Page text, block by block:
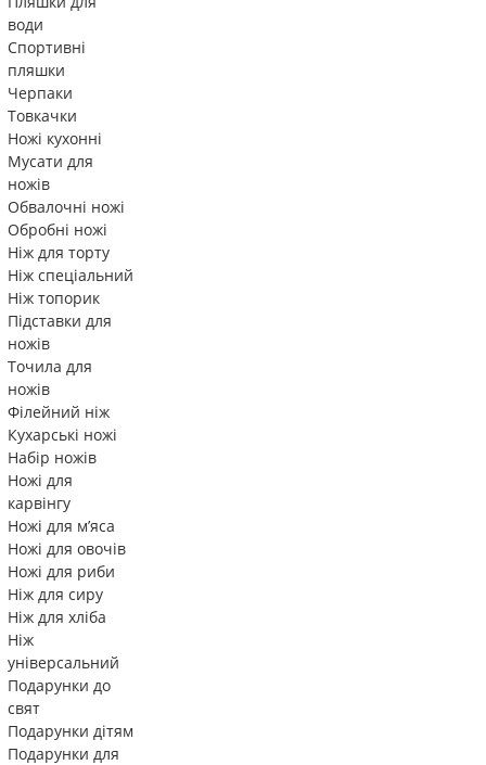
води
Спортивні
пляшки
Черпаки
Товкачки
Ножі кухонні
Мусати для
ножів
Обвалочні ножі
Обробні ножі
Ніж для торту
Ніж спеціальний
Ніж топорик
Підставки для
ножів
Точила для
ножів
Філейний ніж
Кухарські ножі
Набір ножів
Ножі для
карвінгу
Ножі для м’яса
Ножі для овочів
Ножі для риби
Ніж для сиру
Ніж для хліба
Ніж
універсальний
Подарунки до
свят
Подарунки дітям
Подарунки для